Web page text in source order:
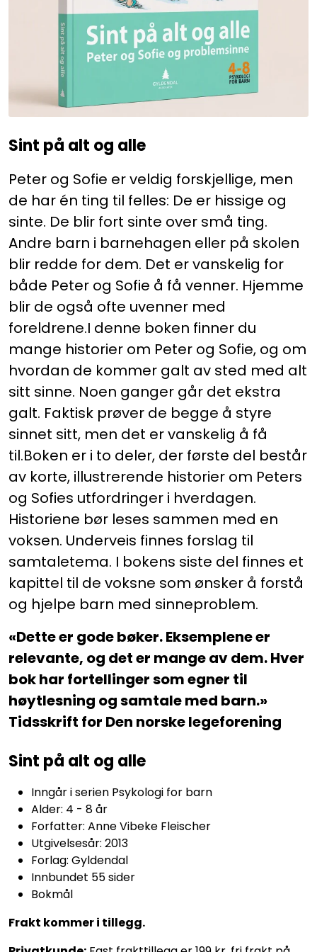
Sint på alt og alle
Peter og Sofie er veldig forskjellige, men
de har én ting til felles: De er hissige og
sinte. De blir fort sinte over små ting.
Andre barn i barnehagen eller på skolen
blir redde for dem. Det er vanskelig for
både Peter og Sofie å få venner. Hjemme
blir de også ofte uvenner med
foreldrene.I denne boken finner du
mange historier om Peter og Sofie, og om
hvordan de kommer galt av sted med alt
sitt sinne. Noen ganger går det ekstra
galt. Faktisk prøver de begge å styre
sinnet sitt, men det er vanskelig å få
til.Boken er i to deler, der første del består
av korte, illustrerende historier om Peters
og Sofies utfordringer i hverdagen.
Historiene bør leses sammen med en
voksen. Underveis finnes forslag til
samtaletema. I bokens siste del finnes et
kapittel til de voksne som ønsker å forstå
og hjelpe barn med sinneproblem.
«Dette er gode bøker. Eksemplene er
relevante, og det er mange av dem. Hver
bok har fortellinger som egner til
høytlesning og samtale med barn.»
Tidsskrift for Den norske legeforening
Sint på alt og alle
Inngår i serien Psykologi for barn
Alder: 4 - 8 år
Forfatter: Anne Vibeke Fleischer
Utgivelsesår: 2013
Forlag: Gyldendal
Innbundet 55 sider
Bokmål
Frakt kommer i tillegg.
Kurs og arrangementer